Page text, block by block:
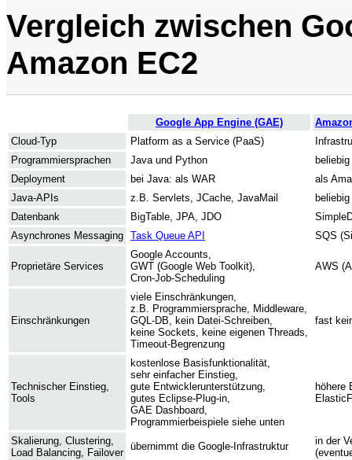
Vergleich zwischen
Amazon EC2
Google App Engine (GAE)
Cloud-Typ
Platform as a Service (PaaS)
Programmiersprachen
Java und Python
beliebig
Deployment
bei Java: als WAR
als
Java-APIs
z.B. Servlets, JCache, JavaMail
beliebig
Datenbank
BigTable, JPA, JDO
Asynchrones Messaging Task Queue API SQS
Proprietäre Services
Google Accounts,
GWT (Google Web Toolkit),
Cron-Job-Scheduling
AWS
Einschränkungen
viele Einschränkungen,
z.B. Programmiersprache, Middleware,
GQL-DB, kein Datei-Schreiben,
keine Sockets, keine eigenen Threads,
Timeout-Begrenzung
fast
Technischer Einstieg,
Tools
kostenlose Basisfunktionalität,
sehr einfacher Einstieg,
gute Entwicklerunterstützung,
gutes Eclipse-Plug-in,
GAE Dashboard,
Programmierbeispiele siehe unten
höhere
Skalierung, Clustering,
Load Balancing, Failover
übernimmt die Google-Infrastruktur
in der